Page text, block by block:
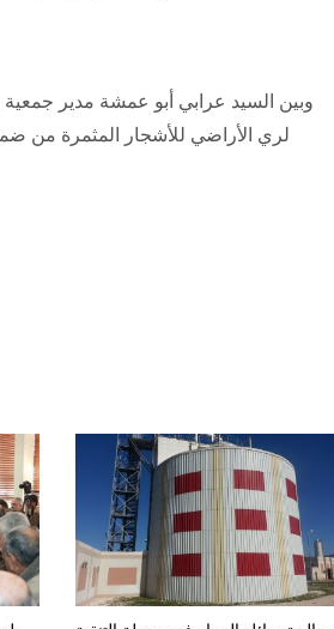
وبين السيد عرابي أبو عمشة مدير جمعية
لري الأراضي للأشجار المثمرة من